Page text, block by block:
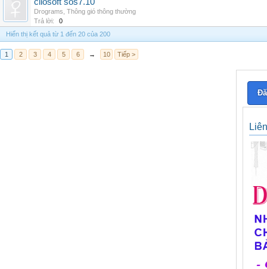
Drograms Thông gió thông thường
Trả lời:
0
Hiển thị kết quả từ 1 đến 20 của 200
1 2 3 4 5 6 → 10 Tiếp >